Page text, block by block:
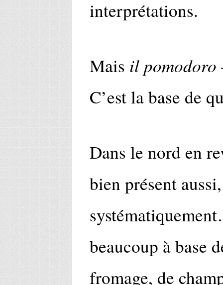
interprétations.
Mais il pomodoro
C’est la base de
Dans le nord en
bien présent
beaucoup à base
fromage, de